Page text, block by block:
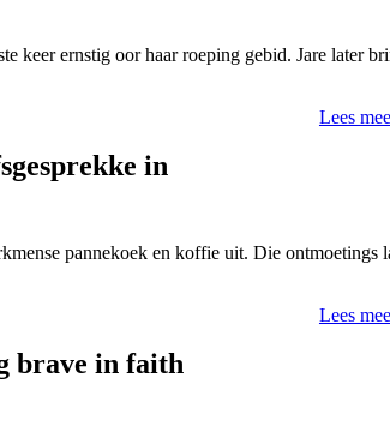
keer ernstig oor haar roeping gebid. Jare later
Lees
in
pannekoek en koffie uit. Die ontmoetings
Lees
brave in faith